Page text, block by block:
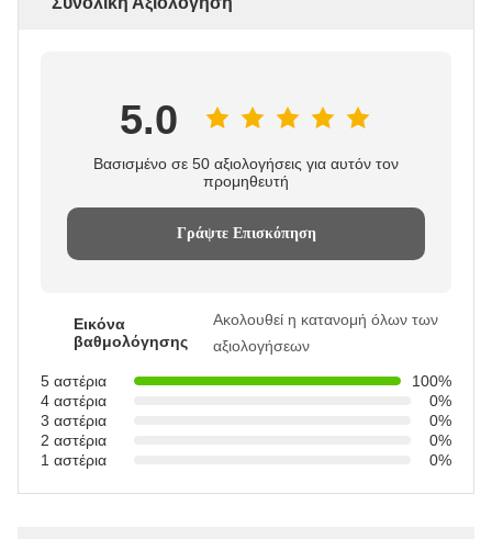
5.0
Βασισμένο σε 50 αξιολογήσεις για αυτόν τον
προμηθευτή
Γράψτε Επισκόπηση
Εικόνα
βαθμολόγησης
Ακολουθεί η κατανομή όλων των
αξιολογήσεων
5 αστέρια
100%
4 αστέρια
0%
3 αστέρια
0%
2 αστέρια
0%
1 αστέρια
0%